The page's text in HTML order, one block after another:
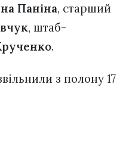
Паніна, старший
, штаб-
.
з полону 17